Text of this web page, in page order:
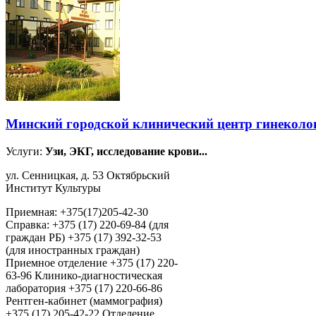
Минский городской клинический центр
Услуги: Узи, ЭКГ, исследование крови...
ул. Сенницкая, д. 53 Октябрьский
Институт Культуры
Приемная: +375(17)205-42-30
Справка: +375 (17) 220-69-84 (для
граждан РБ) +375 (17) 392-32-53
(для иностранных граждан)
Приемное отделение +375 (17) 220-
63-96 Клинико-диагностическая
лаборатория +375 (17) 220-66-86
Рентген-кабинет (маммография)